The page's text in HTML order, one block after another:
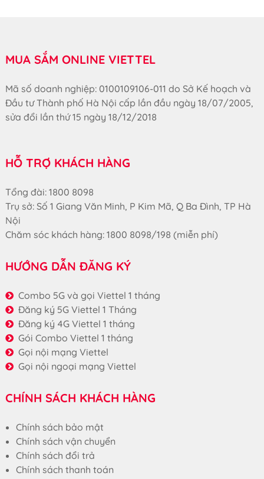
MUA SẮM ONLINE VIETTEL
Mã số doanh nghiệp: 0100109106-011 do Sở Kế hoạch và
Đầu tư Thành phố Hà Nội cấp lần đầu ngày 18/07/2005,
sửa đổi lần thứ 15 ngày 18/12/2018
HỖ TRỢ KHÁCH HÀNG
Tổng đài: 1800 8098
Trụ sở: Số 1 Giang Văn Minh, P Kim Mã, Q Ba Đình, TP Hà
Nội
Chăm sóc khách hàng: 1800 8098/198 (miễn phí)
HƯỚNG DẪN ĐĂNG KÝ
Combo 5G và gọi Viettel 1 tháng
Đăng ký 5G Viettel 1 Tháng
Đăng ký 4G Viettel 1 tháng
Gói Combo Viettel 1 tháng
Gọi nội mạng Viettel
Gọi nội ngoại mạng Viettel
CHÍNH SÁCH KHÁCH HÀNG
Chính sách bảo mật
Chính sách vận chuyển
Chính sách đổi trả
Chính sách thanh toán